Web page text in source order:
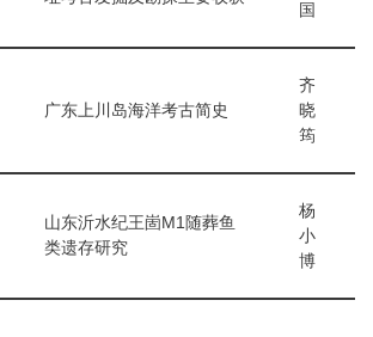
国
广东上川岛海洋考古简史
齐
晓
筠
山东沂水纪王崮M1随葬鱼
类遗存研究
杨
小
博